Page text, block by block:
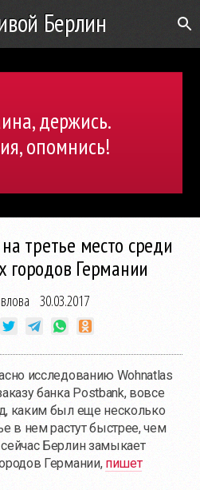
Берлин
держись.
опомнись!
третье место среди
городов Германии
30.03.2017
исследованию Wohnatlas
банка Postbank, вовсе
каким был еще несколько
в нем растут быстрее, чем
Берлин замыкает
Германии, пишет